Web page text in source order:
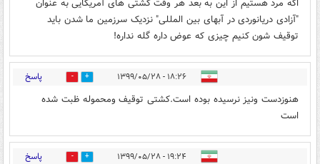
اگه مرد هستیم از این به بعد هر وقت کشتی های آمریکایی به عنوان
"آزادی دریانوردی در آبهای بین المللی" نزدیک سرزمین ما شدن باید
توقیف شون کنیم چیزی که عوض داره گله نداره!
۱۸:۲۶ - ۱۳۹۹/۰۵/۲۸ 1 پاسخ
هنوزدست ونیز نرسیده بوده است.کشتی توقیف ومحموله ظبت شده
است
۱۹:۲۴ - ۱۳۹۹/۰۵/۲۸ 1 پاسخ